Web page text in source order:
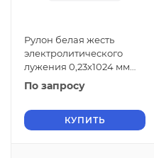
Рулон белая жесть
электролитического
лужения 0,23х1024 мм
ЖК ГОСТ Р 52204-2004
По запросу
КУПИТЬ